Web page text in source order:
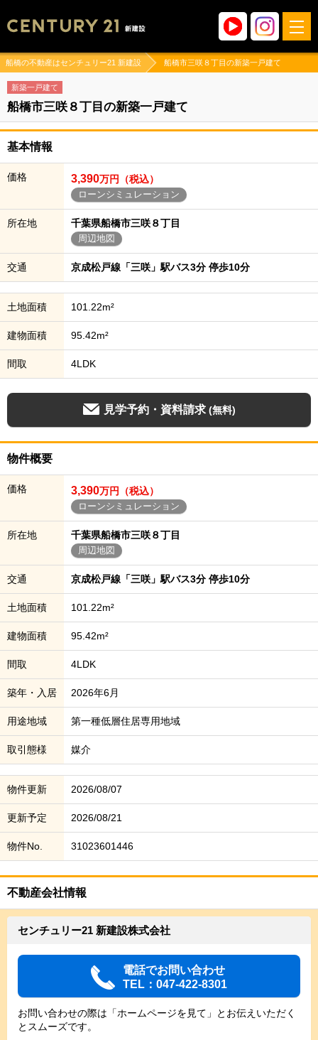
船橋の不動産はセンチュリー21 新建設 船橋市三咲８丁目の新築一戸建て
新築一戸建て
船橋市三咲８丁目の新築一戸建て
基本情報
価格 3,390万円（税込）
ローンシミュレーション
所在地 千葉県船橋市三咲８丁目
周辺地図
交通 京成松戸線「三咲」駅バス3分 停歩10分
土地面積 101.22m²
建物面積 95.42m²
間取 4LDK
見学予約・資料請求 (無料)
物件概要
価格 3,390万円（税込）
ローンシミュレーション
所在地 千葉県船橋市三咲８丁目
周辺地図
交通 京成松戸線「三咲」駅バス3分 停歩10分
土地面積 101.22m²
建物面積 95.42m²
間取 4LDK
築年・入居 2026年6月
用途地域 第一種低層住居専用地域
取引態様 媒介
物件更新 2026/08/07
更新予定 2026/08/21
物件No. 31023601446
不動産会社情報
センチュリー21 新建設株式会社
電話でお問い合わせ
TEL：047-422-8301
お問い合わせの際は「ホームページを見て」とお伝えいただく
とスムーズです。